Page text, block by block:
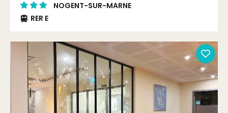
NOGENT-SUR-MARNE
RER E